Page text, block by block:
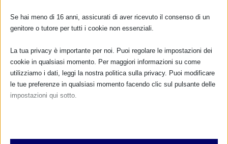
FARMACI IN ALLATTAMENTO E
GRAVIDANZA
NUMERO VERDE GRATUITO
800.883300
Maggiori informazioni
RIMANI AGGIORNATO
Se hai meno di 16 anni, assicurati di aver ricevuto il consenso di un
genitore o tutore per tutti i cookie non essenziali.
La tua privacy è importante per noi. Puoi regolare le impostazioni dei
cookie in qualsiasi momento. Per maggiori informazioni su come
utilizziamo i dati, leggi la nostra politica sulla privacy. Puoi modificare
le tue preferenze in qualsiasi momento facendo clic sul pulsante delle
impostazioni qui sotto.
Essenziali